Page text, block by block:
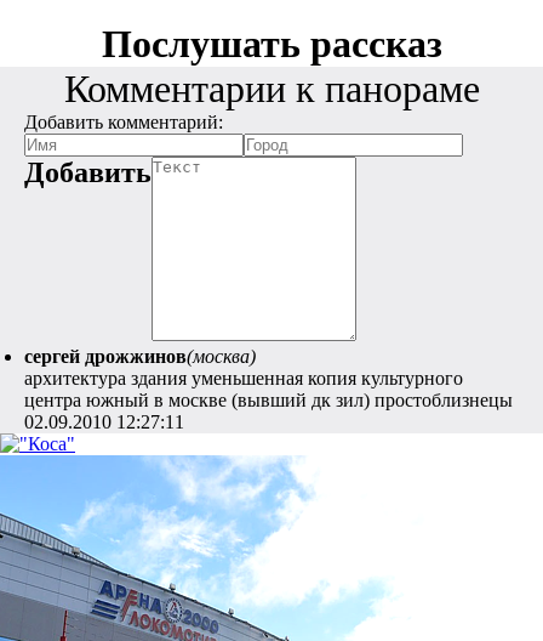
Послушать рассказ
Комментарии к панораме
Добавить комментарий:
Добавить
сергей дрожжинов(москва)
архитектура здания уменьшенная копия культурного
центра южный в москве (вывший дк зил) простоблизнецы
02.09.2010 12:27:11